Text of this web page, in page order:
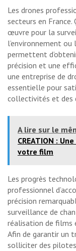
Les drones
secteurs en
œuvre pour la
l’environnement
permettent
précision et une
une entreprise de
essentielle pour
collectivités et des
A lire sur le
CREATION :
votre film
Les progrès
professionnel
précision
surveillance de
réalisation de films
Afin de garantir un
solliciter des